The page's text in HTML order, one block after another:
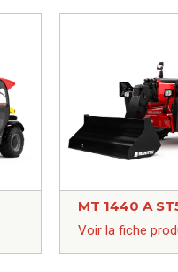
MT 1440 A
Voir la fiche